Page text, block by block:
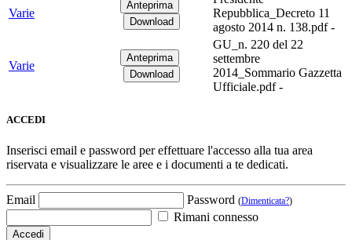
Varie
Repubblica_Decreto 11
agosto 2014 n. 138.pdf -
Varie
GU_n. 220 del 22
settembre
2014_Sommario Gazzetta
Ufficiale.pdf -
ACCEDI
Inserisci email e password per effettuare l'accesso alla tua area
riservata e visualizzare le aree e i documenti a te dedicati.
Email Password (Dimenticata?)
Rimani connesso